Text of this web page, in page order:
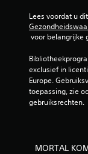
Lees voordat u
voor belangrijke
exclusief in
Europe.
toepassing, zie
gebruiksrechten.
MORTAL